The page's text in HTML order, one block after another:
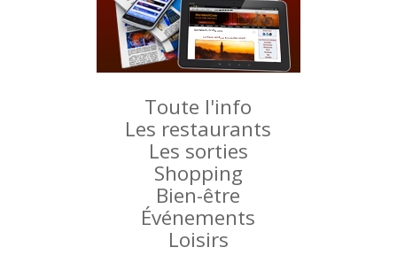
Toute l'info
Les restaurants
Les sorties
Shopping
Bien-être
Événements
Loisirs